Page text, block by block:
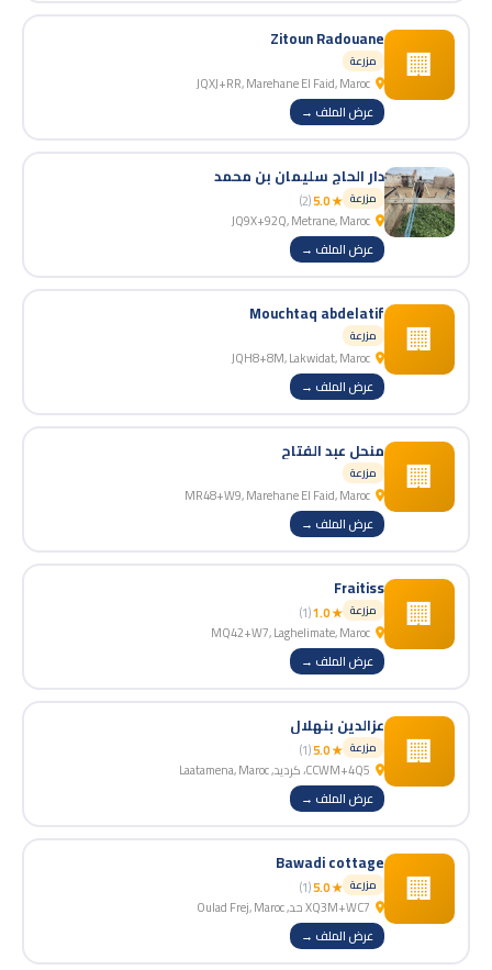
🏢
Zitoun Radouane
مزرعة
عرض الملف →
دار الحاج سليمان بن محمد
مزرعة ★ 5.0
(2)
عرض الملف →
🏢
Mouchtaq abdelatif
مزرعة
عرض الملف →
🏢 منحل عبد الفتاح
مزرعة
عرض الملف →
🏢
Fraitiss
مزرعة ★ 1.0
(1)
عرض الملف →
🏢 عزالدين بنهلال
مزرعة ★ 5.0
(1)
عرض الملف →
🏢
Bawadi cottage
مزرعة ★ 5.0
(1)
عرض الملف →